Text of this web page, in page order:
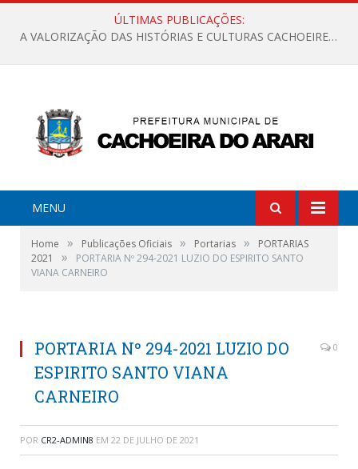
ÚLTIMAS PUBLICAÇÕES:
A VALORIZAÇÃO DAS HISTÓRIAS E CULTURAS CACHOEIRENSES
MENU
Home » Publicações Oficiais » Portarias »
PORTARIAS
2021
»
PORTARIA Nº 294-2021 LUZIO DO ESPIRITO SANTO
VIANA CARNEIRO
PORTARIA Nº 294-2021 LUZIO DO
ESPIRITO SANTO VIANA
CARNEIRO
0
POR CR2-ADMIN8 EM 22 DE JULHO DE 2021